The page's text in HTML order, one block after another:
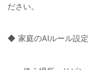
ださい。
◆ 家庭のAIルール設